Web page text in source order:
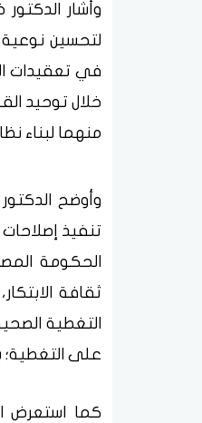
وأشار
لتحسين نوعية
في تعقيدات
خلال توحيد
منهما لبناء
وأوضح
تنفيذ
الحكومة
ثقافة
التغطية
على التغطية؛
كما استعرض